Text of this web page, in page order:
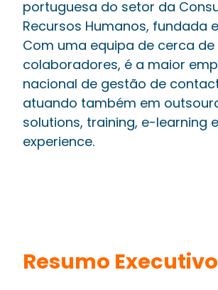
portuguesa do setor da
Recursos Humanos, fundada
Com uma equipa de cerca de
colaboradores, é a maior
nacional de gestão de
atuando também em
solutions, training, e-learning
experience.
Resumo Executivo